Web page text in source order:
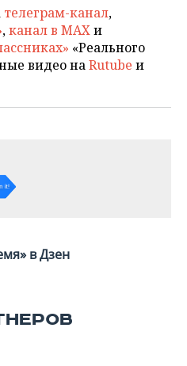
телеграм-канал,
,канал в MAXи
«Реального
видео наRutube и
в Дзен